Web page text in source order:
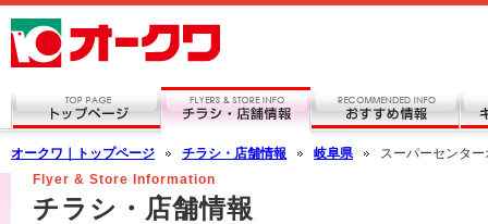
オークワ｜トップページ チラシ・店舗情報 岐阜県
スーパーセンタ
Flyer & Store Information
チラシ・店舗情報